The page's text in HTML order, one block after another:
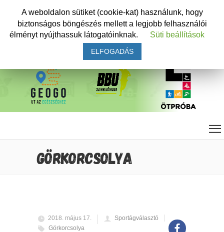
GÖRKORCSOLYA
2018. május 17.
Sportágválasztó
Görkorcsolya
A weboldalon sütiket (cookie-kat) használunk, hogy
biztonságos böngészés mellett a legjobb felhasználói
élményt nyújthassuk látogatóinknak.
Süti beállítások
ELFOGADÁS